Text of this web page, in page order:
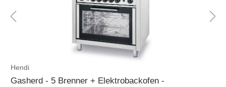
Hendi
Gasherd - 5 Brenner + Elektrobackofen -